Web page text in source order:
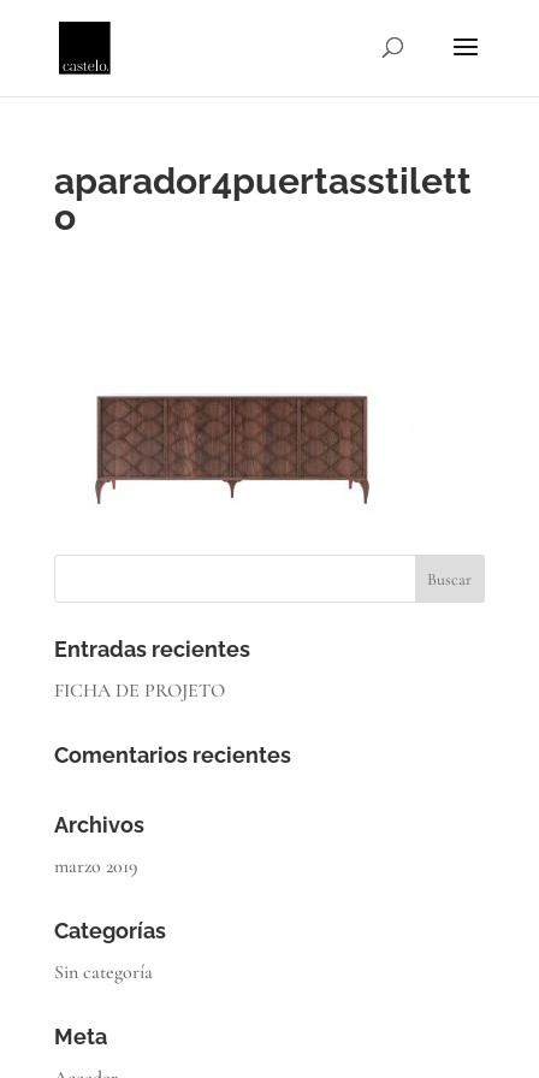
aparador4puertasstilett
o
Entradas recientes
FICHA DE PROJETO
Comentarios recientes
Archivos
marzo 2019
Categorías
Sin categoría
Meta